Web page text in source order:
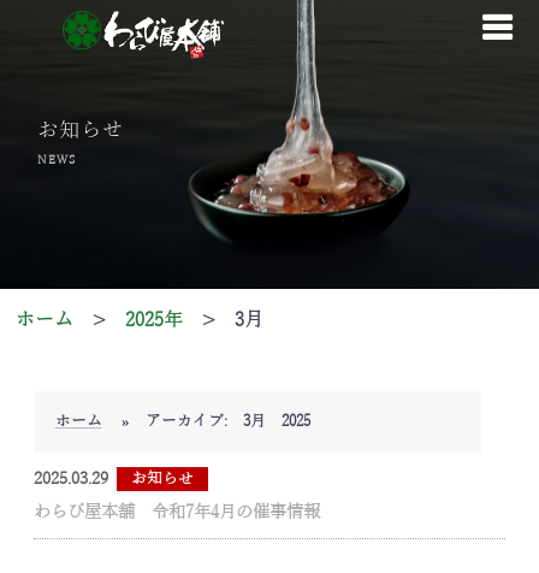
お知らせ
NEWS
ホーム >2025年 >3月
ホーム » アーカイブ: 3月 2025
わらび屋本舗 令和7年4月の催事情報
2025.03.29 お知らせ